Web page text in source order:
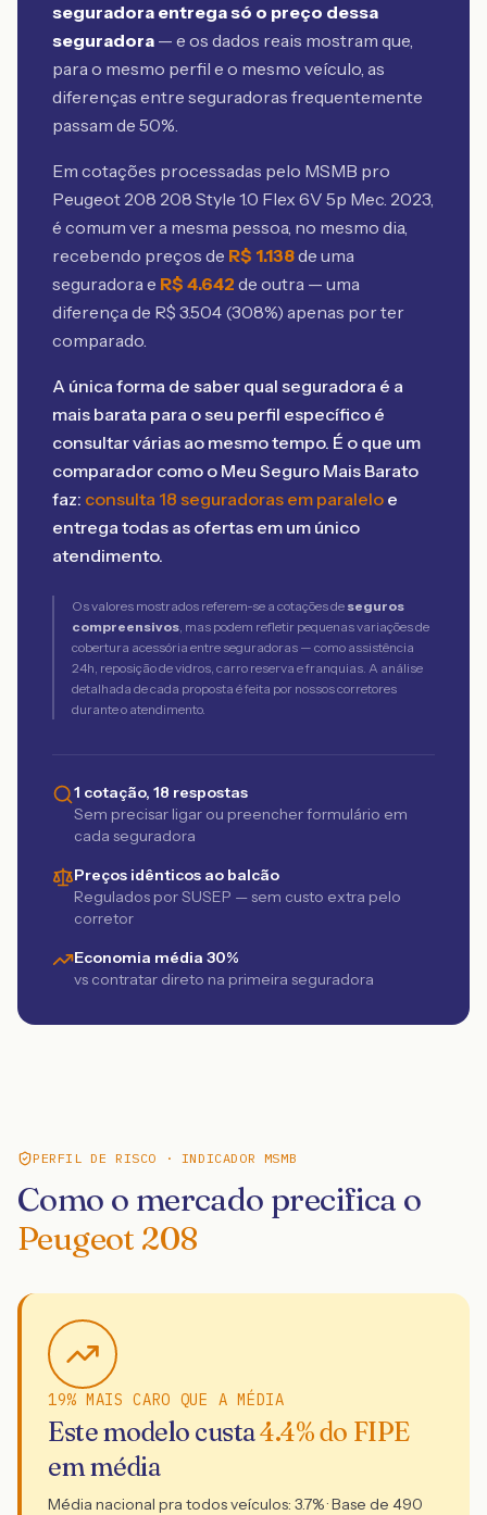
seguradora entrega só o preço dessa
seguradora — e os dados reais mostram que,
para o mesmo perfil e o mesmo veículo, as
diferenças entre seguradoras frequentemente
passam de 50%.
Em cotações processadas pelo MSMB pro
Peugeot 208 208 Style 1.0 Flex 6V 5p Mec. 2023,
é comum ver a mesma pessoa, no mesmo dia,
recebendo preços de R$ 1.138de uma
seguradora e R$ 4.642 de outra — uma
diferença de R$ 3.504 (308%) apenas por ter
comparado.
A única forma de saber qual seguradora é a
mais barata para o seu perfil específico é
consultar várias ao mesmo tempo. É o que um
comparador como o Meu Seguro Mais Barato
faz: consulta 18 seguradoras em paralelo e
entrega todas as ofertas em um único
atendimento.
Os valores mostrados referem-se a cotações de seguros
compreensivos, mas podem refletir pequenas variações de
cobertura acessória entre seguradoras — como assistência
24h, reposição de vidros, carro reserva e franquias. A análise
detalhada de cada proposta é feita por nossos corretores
durante o atendimento.
1 cotação, 18 respostas
Sem precisar ligar ou preencher formulário em
cada seguradora
Preços idênticos ao balcão
Regulados por SUSEP — sem custo extra pelo
corretor
Economia média 30%
vs contratar direto na primeira seguradora
PERFIL DE RISCO · INDICADOR MSMB
Como o mercado precifica o
Peugeot 208
19% MAIS CARO QUE A MÉDIA
Este modelo custa4.4% do FIPE
em média
Média nacional pra todos veículos: 3.7% · Base de 490